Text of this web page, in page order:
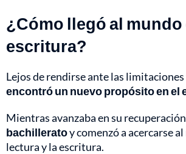
¿Cómo llegó al mundo
escritura?
Lejos de rendirse ante las limitaciones
encontró un nuevo propósito en el
Mientras avanzaba en su
bachilleratoy comenzó a acercarse
lectura y la escritura.